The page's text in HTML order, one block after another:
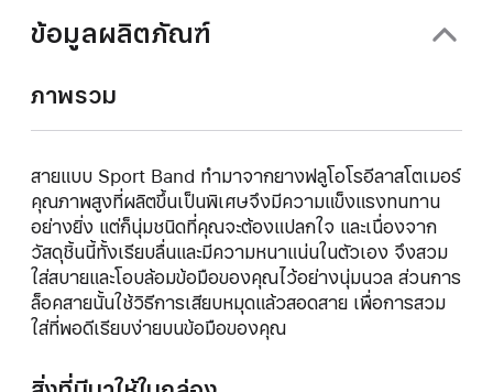
ข้อมูลผลิตภัณฑ์
ภาพรวม
สายแบบ Sport Band ทำมาจากยางฟลูโอโรอีลาสโตเมอร์
คุณภาพสูงที่ผลิตขึ้นเป็นพิเศษจึงมีความแข็งแรงทนทาน
อย่างยิ่ง แต่ก็นุ่มชนิดที่คุณจะต้องแปลกใจ และเนื่องจาก
วัสดุชิ้นนี้ทั้งเรียบลื่นและมีความหนาแน่นในตัวเอง จึงสวม
ใส่สบายและโอบล้อมข้อมือของคุณไว้อย่างนุ่มนวล ส่วนการ
ล็อคสายนั้นใช้วิธีการเสียบหมุดแล้วสอดสาย เพื่อการสวม
ใส่ที่พอดีเรียบง่ายบนข้อมือของคุณ